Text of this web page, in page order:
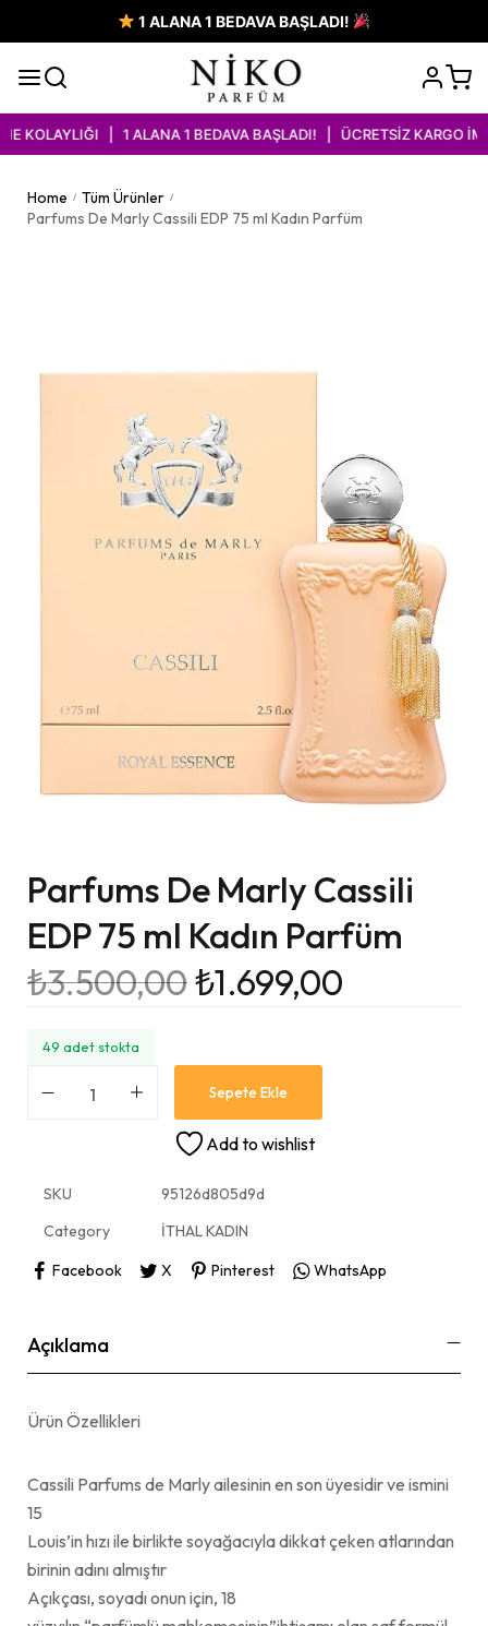
1 ALANA 1 BEDAVA BAŞLADI!
KOLAYLIĞI | 1 ALANA 1 BEDAVA BAŞLADI! | ÜCRETSİZ KARGO
Home / Tüm Ürünler /
Parfums De Marly Cassili EDP 75 ml Kadın Parfüm
Parfums De Marly Cassili
EDP 75 ml Kadın Parfüm
₺3.500,00₺1.699,00
49 adet stokta
Sepete Ekle
Add to wishlist
SKU
95126d805d9d
Category
İTHAL KADIN
Facebook
X Pinterest WhatsApp
Açıklama
Ürün Özellikleri
Cassili Parfums de Marly ailesinin en son üyesidir ve ismini
15
Louis’in hızı ile birlikte soyağacıyla dikkat çeken atlarından
birinin adını almıştır
Açıkçası, soyadı onun için, 18